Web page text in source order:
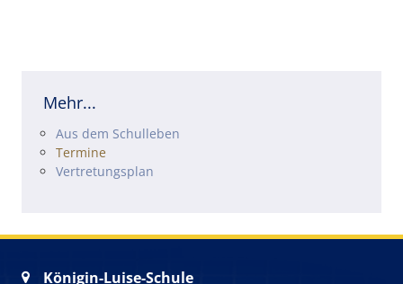
Mehr...
Navigation überspringen
Aus dem Schulleben
Termine
Vertretungsplan

Königin-Luise-Schule